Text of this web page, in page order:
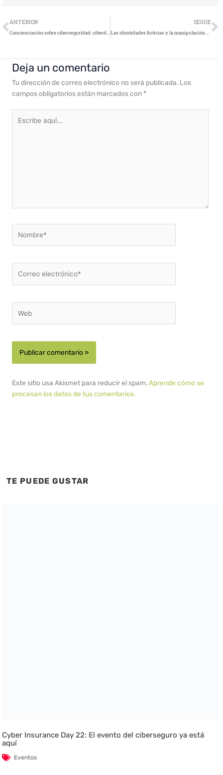
Ant
ANTERIOR
Concienciación sobre ciberseguridad: ciberdelincuencia y nuevas amenazas en los dispositivos de los consumidores
SEGUE
Las identidades ficticias y la manipulación psicológica, principales peligros para la seguridad en el contexto fiscal actual
Deja un comentario
Tu dirección de correo electrónico no será publicada. Los
campos obligatorios están marcados con *
aquí...
electrónico*
Este sitio usa Akismet para reducir el spam.Aprende cómo se
procesan los datos de tus comentarios.
TE PUEDE GUSTAR
Cyber Insurance Day 22: El evento del ciberseguro ya está
aquí
Eventos